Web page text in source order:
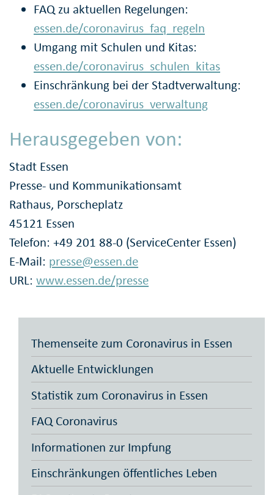
FAQ zu aktuellen Regelungen:
essen.de/coronavirus_faq_regeln
Umgang mit Schulen und Kitas:
essen.de/coronavirus_schulen_kitas
Einschränkung bei der Stadtverwaltung:
essen.de/coronavirus_verwaltung
Herausgegeben von:
Stadt Essen
Presse- und Kommunikationsamt
Rathaus, Porscheplatz
45121 Essen
Telefon: +49 201 88-0 (ServiceCenter Essen)
E-Mail: presse@essen.de
URL: www.essen.de/presse
Themenseite zum Coronavirus in Essen
Aktuelle Entwicklungen
Statistik zum Coronavirus in Essen
FAQ Coronavirus
Informationen zur Impfung
Einschränkungen öffentliches Leben